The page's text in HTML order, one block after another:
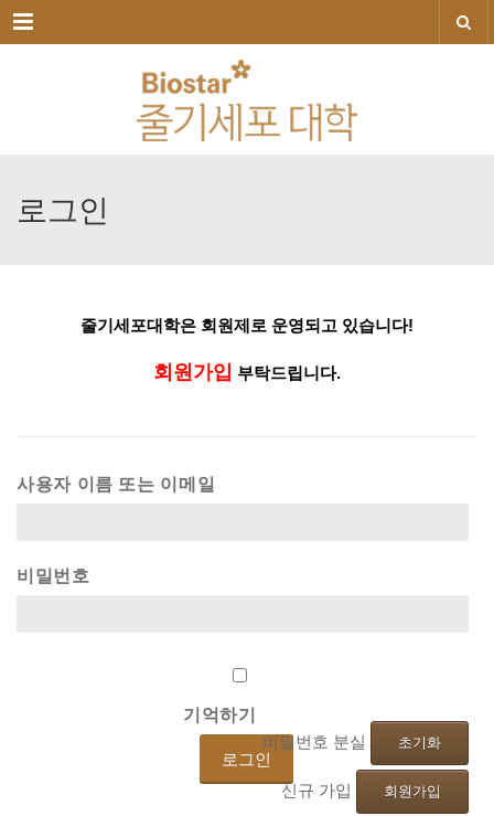
메뉴
로그인
줄기세포대학은 회원제로 운영되고 있습니다!
회원가입 부탁드립니다.
사용자 이름 또는 이메일
비밀번호
기억하기
비밀번호 분실 초기화
신규 가입 회원가입